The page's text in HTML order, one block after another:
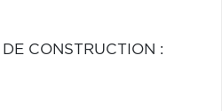
CONSTRUCTION :